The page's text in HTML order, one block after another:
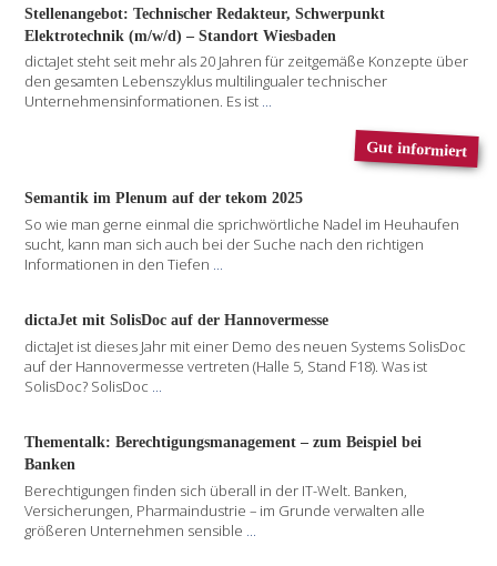
Stellenangebot: Technischer Redakteur, Schwerpunkt
Elektrotechnik (m/w/d) – Standort Wiesbaden
dictaJet steht seit mehr als 20 Jahren für zeitgemäße Konzepte über
den gesamten Lebenszyklus multilingualer technischer
Unternehmensinformationen. Es ist ...
Gut informiert
Semantik im Plenum auf der tekom 2025
So wie man gerne einmal die sprichwörtliche Nadel im Heuhaufen
sucht, kann man sich auch bei der Suche nach den richtigen
Informationen in den Tiefen
dictaJet mit SolisDoc auf der Hannovermesse
dictaJet ist dieses Jahr mit einer Demo des neuen Systems SolisDoc
auf der Hannovermesse vertreten (Halle 5, Stand F18). Was ist
SolisDoc? SolisDoc ...
Thementalk: Berechtigungsmanagement – zum Beispiel bei
Banken
Berechtigungen finden sich überall in der IT-Welt. Banken,
Versicherungen, Pharmaindustrie – im Grunde verwalten alle
größeren Unternehmen sensible ...